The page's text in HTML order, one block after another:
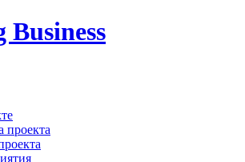
Business
проекта